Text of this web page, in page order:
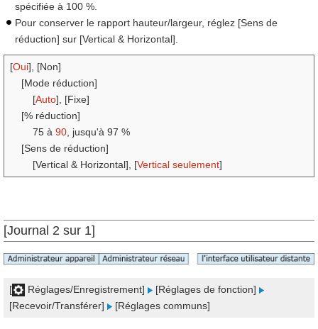
spécifiée à 100 %.
Pour conserver le rapport hauteur/largeur, réglez [Sens de
réduction] sur [Vertical & Horizontal].
[Oui], [Non]
[Mode réduction]
[Auto], [Fixe]
[% réduction]
75 à 90 , jusqu'à 97 %
[Sens de réduction]
[Vertical & Horizontal], [Vertical seulement]
[Journal 2 sur 1]
[ Réglages/Enregistrement]
[Réglages de fonction]
[Recevoir/Transférer]
[Réglages communs]